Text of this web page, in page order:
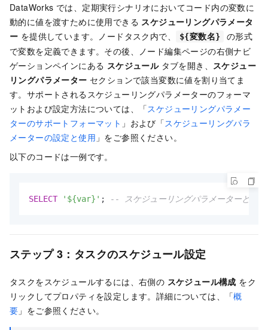
DataWorks では、定期実行シナリオにおいてコード内の変数に
動的に値を渡すために使用できる スケジューリングパラメータ
ー を提供しています。ノードタスク内で、 ${変数名}
の形式
で変数を定義できます。その後、ノード編集ページの右側ナビ
ゲーションペインにある スケジュールタブを開き、 スケジュー
リングパラメーター セクションで該当変数に値を割り当てま
す。サポートされるスケジューリングパラメーターのフォーマ
ットおよび設定方法については、「スケジューリングパラメー
ターのサポートフォーマット 」および「スケジューリングパラ
メーターの設定と使用 」をご参照ください。
以下のコードは一例です。
SELECT '${var}' ; -- スケジューリングパラメーターと併
ステップ 3：タスクのスケジュール設定
タスクをスケジュールするには、右側の スケジュール構成 をク
リックしてプロパティを設定します。詳細については、「概
要 」をご参照ください。